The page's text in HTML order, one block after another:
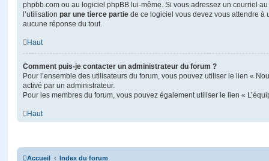
phpbb.com ou au logiciel phpBB lui-même. Si vous adressez un courriel
l’utilisation par une tierce partie de ce logiciel vous devez vous attendre à
aucune réponse du tout.
Haut
Comment puis-je contacter un administrateur du forum ?
Pour l’ensemble des utilisateurs du forum, vous pouvez utiliser le lien «
activé par un administrateur.
Pour les membres du forum, vous pouvez également utiliser le lien «
Haut
Accueil Index du forum